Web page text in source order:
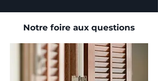
Notre foire aux questions